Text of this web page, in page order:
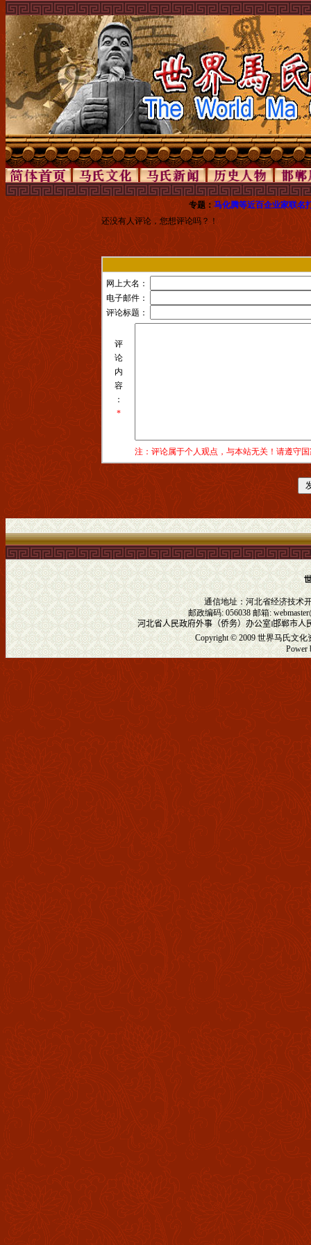
专题：马化腾等近百企业家联名
还没有人评论，您想评论吗？！
网上大名：
电子邮件：
评论标题：
评
论
内
容
：
*
注：评论属于个人观点，与本站无关！请遵守
通信地址：河北省经济技
邮政编码: 056038 邮箱:
河北省人民政府外事（侨务）办公室‖邯郸市人
Copyright © 2009世界马氏文化
Power